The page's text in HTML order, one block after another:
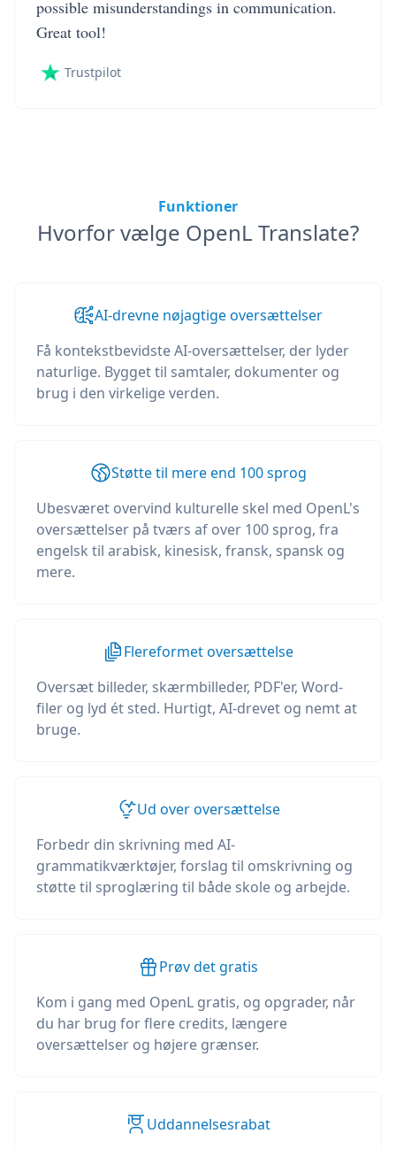
possible misunderstandings in communication.
Great tool!
Trustpilot
Funktioner
Hvorfor vælge OpenL Translate?
AI-drevne nøjagtige oversættelser
Få kontekstbevidste AI-oversættelser, der lyder
naturlige. Bygget til samtaler, dokumenter og
brug i den virkelige verden.
Støtte til mere end 100 sprog
Ubesværet overvind kulturelle skel med OpenL's
oversættelser på tværs af over 100 sprog, fra
engelsk til arabisk, kinesisk, fransk, spansk og
mere.
Flereformet oversættelse
Oversæt billeder, skærmbilleder, PDF'er, Word-
filer og lyd ét sted. Hurtigt, AI-drevet og nemt at
bruge.
Ud over oversættelse
Forbedr din skrivning med AI-
grammatikværktøjer, forslag til omskrivning og
støtte til sproglæring til både skole og arbejde.
Prøv det gratis
Kom i gang med OpenL gratis, og opgrader, når
du har brug for flere credits, længere
oversættelser og højere grænser.
Uddannelsesrabat